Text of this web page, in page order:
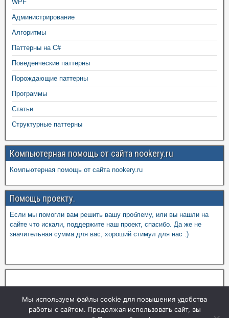
WPF
Администрирование
Алгоритмы
Паттерны на C#
Поведенческие паттерны
Порождающие паттерны
Программы
Статьи
Структурные паттерны
Компьютерная помощь от сайта nookery.ru
Компьютерная помощь от сайта nookery.ru
Помощь проекту.
Если мы помогли вам решить вашу проблему, или вы нашли на
сайте что искали, поддержите наш проект, спасибо. Да же не
значительная сумма для вас, хороший стимул для нас :)
Мы используем файлы cookie для повышения удобства
работы с сайтом. Продолжая использовать сайт, вы